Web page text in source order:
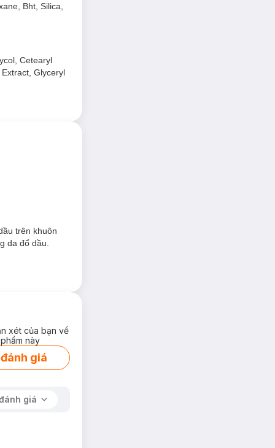
ẩm cho da.
Bht, Silica,
Cetearyl
Glyceryl
trên khuôn
da đổ dầu.
xét của bạn về
này
giá
giá